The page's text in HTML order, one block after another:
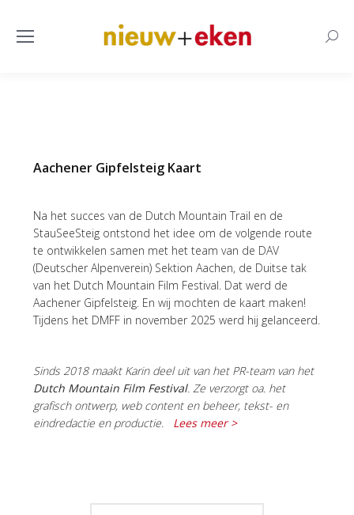
Aachener Gipfelsteig Kaart
Na het succes van de Dutch Mountain Trail en de
StauSeeSteig ontstond het idee om de volgende route
te ontwikkelen samen met het team van de DAV
(Deutscher Alpenverein) Sektion Aachen, de Duitse tak
van het Dutch Mountain Film Festival. Dat werd de
Aachener Gipfelsteig. En wij mochten de kaart maken!
Tijdens het DMFF in november 2025 werd hij gelanceerd.
Sinds 2018 maakt Karin deel uit van het PR-team van het
Dutch Mountain Film Festival. Ze verzorgt oa. het
grafisch ontwerp, web content en beheer, tekst- en
eindredactie en productie. Lees meer >